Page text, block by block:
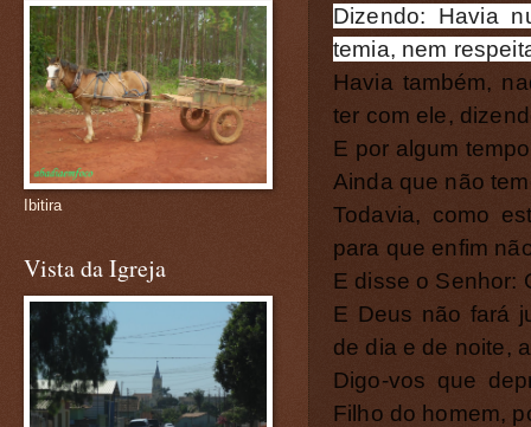
Dizendo: Havia
temia, nem
Havia também,
ter com ele,
E por algum
Ainda que não
Todavia, como
para que enfim
E disse o Senhor:
E Deus não fará
de dia e de noite,
Digo-vos que
Filho do homem,
Ibitira
Vista da Igreja